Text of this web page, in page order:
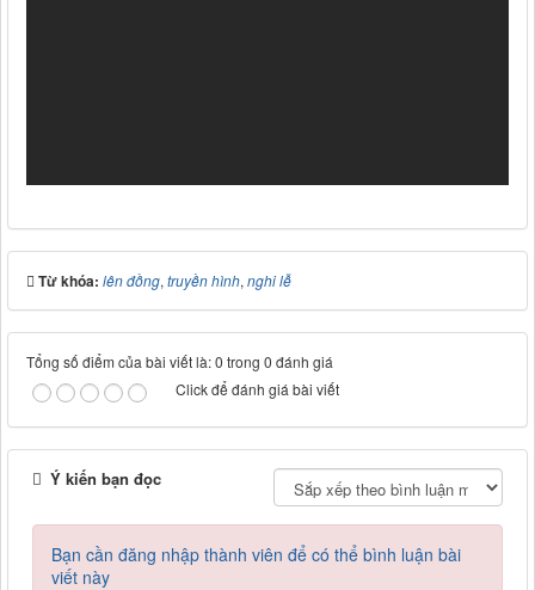
Từ khóa: lên đồng, truyền hình, nghi lễ
Tổng số điểm của bài viết là: 0 trong 0 đánh giá
Click để đánh giá bài viết
Ý kiến bạn đọc
Bạn cần đăng nhập thành viên để có thể bình luận bài
viết này